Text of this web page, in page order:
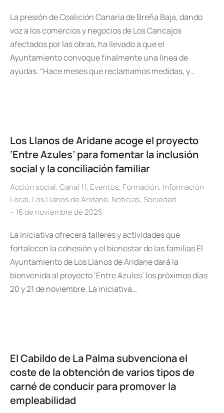
La presión de Coalición Canaria de Breña Baja, dando
voz a los comercios y negocios de Los Cancajos
afectados por las obras, ha llevado a que el
Ayuntamiento convoque finalmente una línea de
ayudas. “Hace meses que reclamamos medidas, y…
Los Llanos de Aridane acoge el proyecto
‘Entre Azules’ para fomentar la inclusión
social y la conciliación familiar
Acción social, Canal 11, Eventos, Formación, Información
Local, Los Llanos de Aridane, Noticias, Sociedad
16 de noviembre de 2025
La iniciativa ofrecerá talleres y actividades que
fortalecen la cohesión y el bienestar de las familias El
Ayuntamiento de Los Llanos de Aridane dará la
bienvenida al proyecto ‘Entre Azules’ los próximos días
20 y 21 de noviembre. La iniciativa…
El Cabildo de La Palma subvenciona el
coste de la obtención de varios tipos de
carné de conducir para promover la
empleabilidad